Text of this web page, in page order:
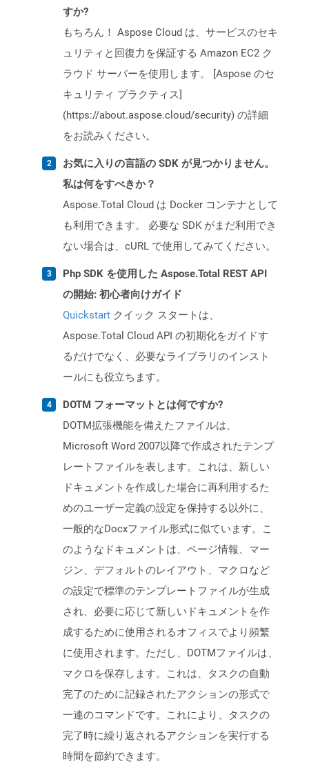
すか?
もちろん！ Aspose Cloud は、サービスのセキ
ュリティと回復力を保証する Amazon EC2 ク
ラウド サーバーを使用します。 [Aspose のセ
キュリティ プラクティス]
(https://about.aspose.cloud/security) の詳細
をお読みください。
お気に入りの言語の SDK が見つかりません。
私は何をすべきか？
Aspose.Total Cloud は Docker コンテナとして
も利用できます。 必要な SDK がまだ利用でき
ない場合は、cURL で使用してみてください。
Php SDK を使用した Aspose.Total REST API
の開始: 初心者向けガイド
Quickstart クイック スタートは、
Aspose.Total Cloud API の初期化をガイドす
るだけでなく、必要なライブラリのインスト
ールにも役立ちます。
DOTM フォーマットとは何ですか?
DOTM拡張機能を備えたファイルは、
Microsoft Word 2007以降で作成されたテンプ
レートファイルを表します。これは、新しい
ドキュメントを作成した場合に再利用するた
めのユーザー定義の設定を保持する以外に、
一般的なDocxファイル形式に似ています。こ
のようなドキュメントは、ページ情報、マー
ジン、デフォルトのレイアウト、マクロなど
の設定で標準のテンプレートファイルが生成
され、必要に応じて新しいドキュメントを作
成するために使用されるオフィスでより頻繁
に使用されます。ただし、DOTMファイルは、
マクロを保存します。これは、タスクの自動
完了のために記録されたアクションの形式で
一連のコマンドです。これにより、タスクの
完了時に繰り返されるアクションを実行する
時間を節約できます。